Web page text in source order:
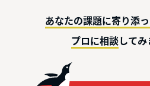
あなたの課題に寄り添
プロに相談して